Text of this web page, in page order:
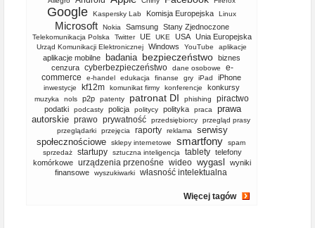
Google Kaspersky Lab Komisja Europejska Linux
Microsoft Nokia Samsung Stany Zjednoczone
Telekomunikacja Polska Twitter UE UKE USA Unia Europejska
Urząd Komunikacji Elektronicznej Windows YouTube aplikacje
aplikacje mobilne badania bezpieczeństwo biznes
cenzura cyberbezpieczeństwo dane osobowe
e-
commerce
e-handel edukacja finanse gry iPad iPhone
inwestycje kf12m komunikat firmy konferencje konkursy
muzyka nols p2p patenty patronat DI phishing piractwo
podatki podcasty policja politycy polityka praca
prawa
autorskie prawo prywatność przedsiębiorcy
przegląd prasy
przeglądarki
przejęcia raporty reklama
serwisy
społecznościowe
sklepy internetowe smartfony
spam
sprzedaż
startupy sztuczna inteligencja tablety telefony
komórkowe
urządzenia przenośne wideo wygasl
wyniki
finansowe
wyszukiwarki własność intelektualna
Więcej tagów